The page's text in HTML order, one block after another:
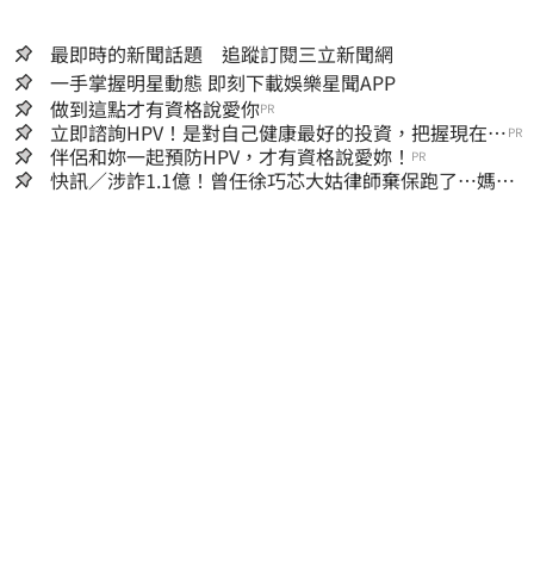
最即時的新聞話題 追蹤訂閱三立新聞網
一手掌握明星動態 即刻下載娛樂星聞APP
做到這點才有資格說愛你PR
立即諮詢HPV！是對自己健康最好的投資，把握現在不
嫌晚！
PR
伴侶和妳一起預防HPV，才有資格說愛妳！ PR
快訊／涉詐1.1億！曾任徐巧芯大姑律師棄保跑了…媽也